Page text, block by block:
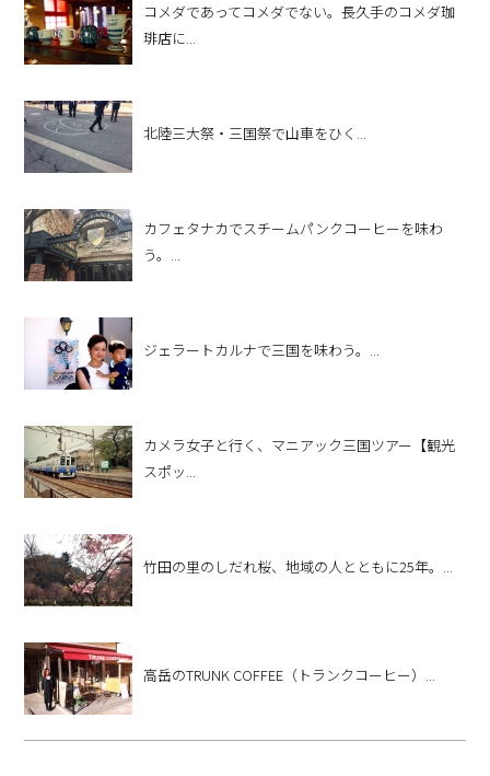
コメダであってコメダでない。長久手のコメダ珈
琲店に...
北陸三大祭・三国祭で山車をひく...
カフェタナカでスチームパンクコーヒーを味わ
う。...
ジェラートカルナで三国を味わう。...
カメラ女子と行く、マニアック三国ツアー【観光
スポッ...
竹田の里のしだれ桜、地域の人とともに25年。...
高岳のTRUNK COFFEE（トランクコーヒー）...